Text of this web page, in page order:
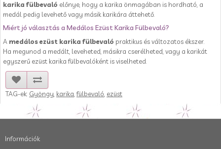
karika fülbevaló előnye, hogy a karika önmagában is hordható, a
medál pedig levehető vagy másik karikára áttehető.
Miért jó választás a Medálos Ezüst Karika Fülbevaló?
A medálos ezüst karika fülbevaló praktikus és változatos ékszer.
Ha megunod a medált, leveheted, másikra cserélheted, vagy a karikát
egyszerű ezüst karika fülbevalóként is viselheted.
TAG-ek: Gyöngy karika ,fülbevaló ezüst
Információk